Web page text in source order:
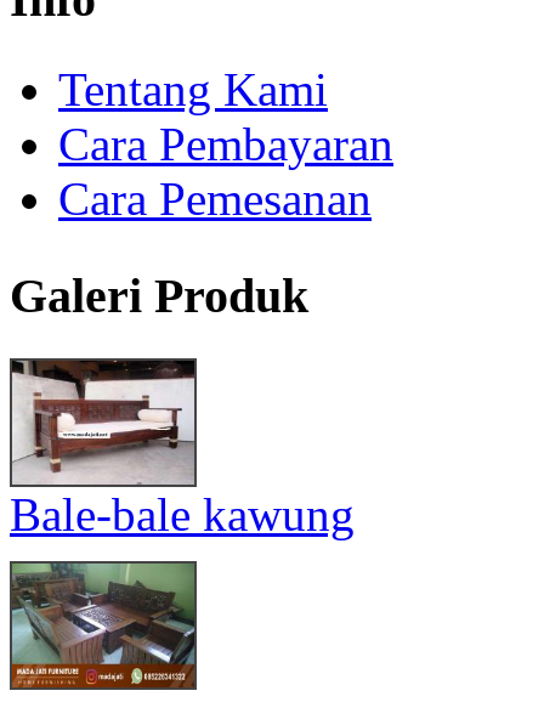
Tentang Kami
Cara Pembayaran
Cara Pemesanan
Galeri Produk
Bale-bale kawung